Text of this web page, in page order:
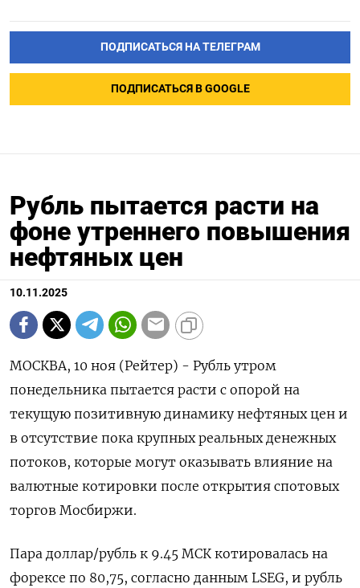
ПОДПИСАТЬСЯ НА ТЕЛЕГРАМ
ПОДПИСАТЬСЯ В GOOGLE
Рубль пытается расти на
фоне утреннего повышения
нефтяных цен
10.11.2025
МОСКВА, 10 ноя (Рейтер) - Рубль утром
понедельника пытается расти с опорой на
текущую позитивную динамику нефтяных цен и
в отсутствие пока крупных реальных денежных
потоков, которые могут оказывать влияние на
валютные котировки после открытия спотовых
торгов Мосбиржи.
Пара доллар/рубль к 9.45 МСК котировалась на
форексе по 80,75, согласно данным LSEG, и рубль